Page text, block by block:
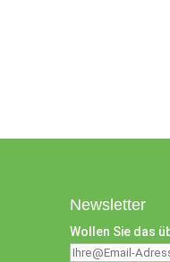
Newsletter
Wollen Sie das